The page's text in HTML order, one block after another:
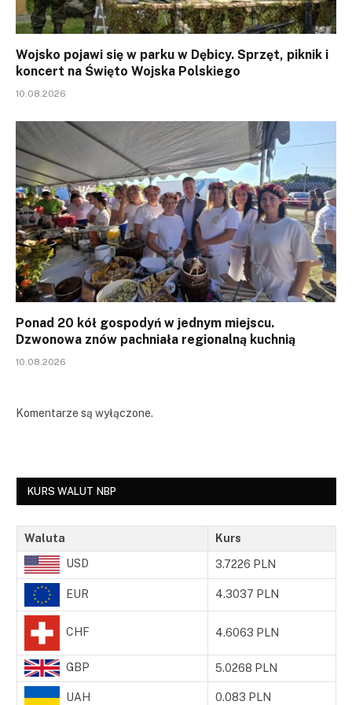
Wojsko pojawi się w parku w Dębicy. Sprzęt, piknik i
koncert na Święto Wojska Polskiego
10.08.2026
Ponad 20 kół gospodyń w jednym miejscu.
Dzwonowa znów pachniała regionalną kuchnią
10.08.2026
Komentarze są wyłączone.
KURS WALUT NBP
Waluta Kurs
USD 3.7226 PLN
EUR 4.3037 PLN
CHF 4.6063 PLN
GBP 5.0268 PLN
UAH 0.083 PLN